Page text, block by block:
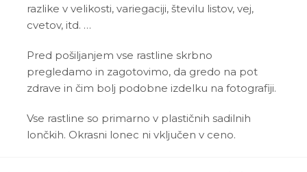
razlike v velikosti, variegaciji, številu listov, vej,
cvetov, itd. …
Pred pošiljanjem vse rastline skrbno
pregledamo in zagotovimo, da gredo na pot
zdrave in čim bolj podobne izdelku na fotografiji.
Vse rastline so primarno v plastičnih sadilnih
lončkih. Okrasni lonec ni vključen v ceno.